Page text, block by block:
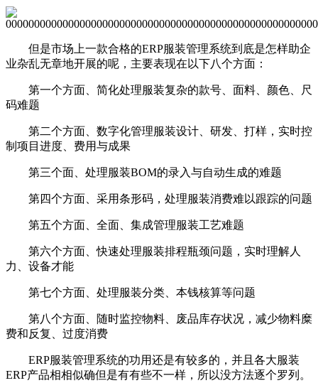
但是市场上一款合格的ERP服装管理系统到底是怎样助企
业杂乱无章地开展的呢，主要表现在以下八个方面：
第一个方面、简化处理服装复杂的款号、面料、颜色、尺
码难题
第二个方面、数字化管理服装设计、研发、打样，实时控
制项目进度、费用与成果
第三个面、处理服装BOM的录入与自动生成的难题
第四个方面、采用条形码，处理服装消费难以跟踪的问题
第五个方面、全面、集成管理服装工艺难题
第六个方面、快速处理服装排程瓶颈问题，实时理解人
力、设备才能
第七个方面、处理服装分类、本钱核算等问题
第八个方面、随时监控物料、废品库存状况，减少物料糜
费和反复、过度消费
ERP服装管理系统的功用还是有较多的，并且各大服装
ERP产品相相似确但是有有些不一样，所以没方法逐个罗列。